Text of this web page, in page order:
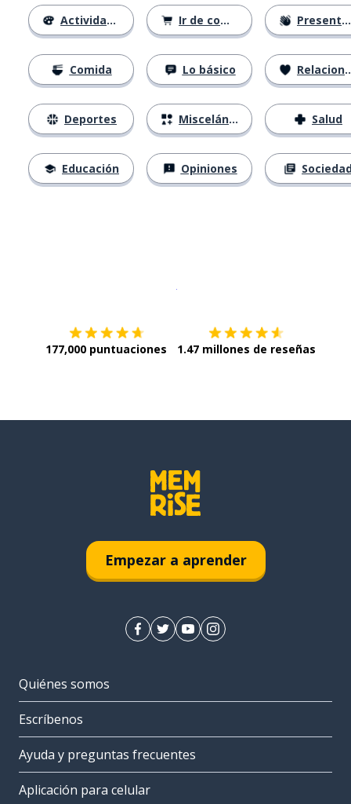
Actividades
Comida
Deportes
Educación
Ir de compras
Lo básico
Misceláneo
Opiniones
Presentándose
Relaciones
Salud
177,000 puntuaciones 1.47 millones de reseñas
Empezar a aprender
Quiénes somos
Escríbenos
Ayuda y preguntas frecuentes
Aplicación para celular